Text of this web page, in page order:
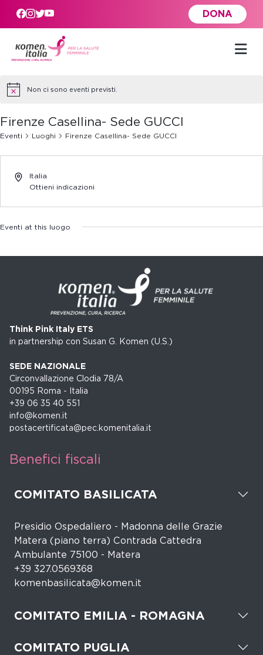
Skip to main content
DONA
Non ci sono eventi previsti.
Firenze Casellina- Sede GUCCI
Eventi Luoghi Firenze Casellina- Sede GUCCI
Italia
Ottieni indicazioni
Eventi at this luogo
Think Pink Italy ETS
in partnership con Susan G. Komen (U.S.)
SEDE NAZIONALE
Circonvallazione Clodia 78/A
00195 Roma - Italia
+39 06 35 40 551
info@komen.it
postacertificata@pec.komenitalia.it
Benefici fiscali
COMITATO BASILICATA
Presidio Ospedaliero - Madonna delle Grazie
Matera (piano terra) Contrada Cattedra
Ambulante 75100 - Matera
+39 327.0569368
komenbasilicata@komen.it
COMITATO EMILIA - ROMAGNA
COMITATO PUGLIA